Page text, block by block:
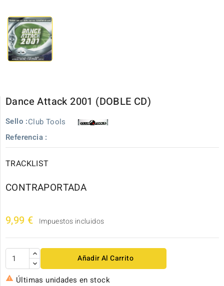
Dance Attack 2001 (DOBLE CD)
Sello :Club Tools
Referencia :
TRACKLIST
CONTRAPORTADA
9,99 € Impuestos incluidos
Añadir Al Carrito
 Últimas unidades en stock